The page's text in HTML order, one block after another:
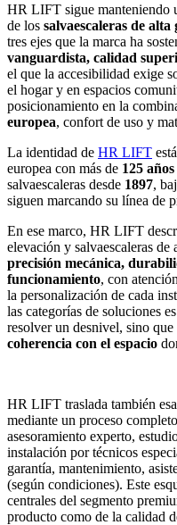
HR LIFT sigue manteniendo
de los salvaescaleras de alta
tres ejes que la marca ha
vanguardista, calidad
el que la accesibilidad exige
el hogar y en espacios
posicionamiento en la
europea, confort de uso y
La identidad de HR LIFT
europea con más de 125
salvaescaleras desde 1897,
siguen marcando su línea de
En ese marco, HR LIFT
elevación y salvaescaleras de
precisión mecánica,
funcionamiento, con
la personalización de cada
las categorías de soluciones
resolver un desnivel, sino que
coherencia con el espacio
HR LIFT traslada también
mediante un proceso
asesoramiento experto,
instalación por técnicos
garantía, mantenimiento,
(según condiciones). Este
centrales del segmento
producto como de la calidad